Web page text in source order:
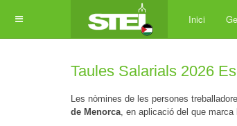
Inici
Taules Salarials 2026
Les nòmines de les persones
de Menorca, en aplicació del que marca